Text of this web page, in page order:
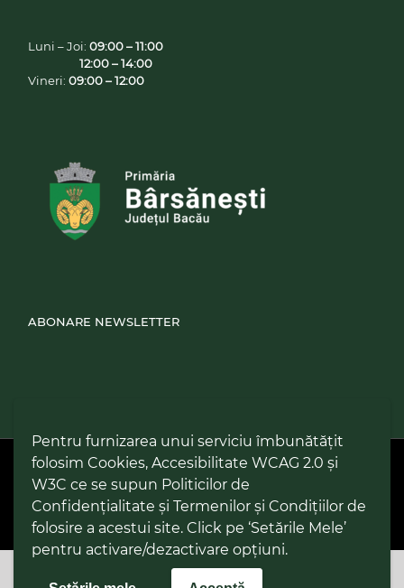
Pentru furnizarea unui serviciu îmbunătățit
folosim Cookies, Accesibilitate WCAG 2.0 și
W3C ce se supun Politicilor de
Confidențialitate și Termenilor și Condițiilor de
folosire a acestui site. Click pe ‘Setările Mele’
pentru activare/dezactivare opțiuni.
Luni – Joi: 09:00 – 11:00
12:00 – 14:00
Vineri: 09:00 – 12:00
ABONARE NEWSLETTER
PPW @2026 |Hartă Website|Setări Cookies și Accesibilitate
Politică de utilizare Cookies|Politică de confidențialitate site
Termeni și condiții de utilizare a site-ului